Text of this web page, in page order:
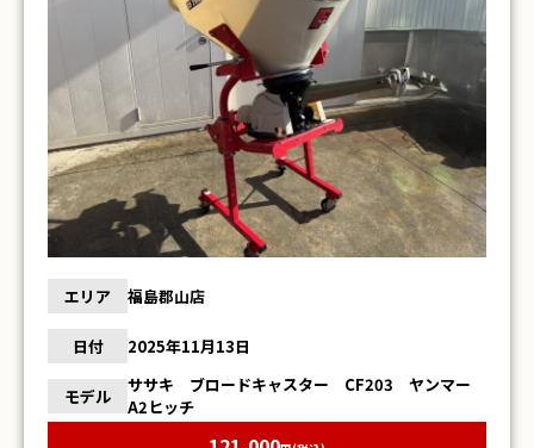
エリア 福島郡山店
日付 2025年11月13日
モデル
ササキ ブロードキャスター CF203 ヤンマー
A2ヒッチ